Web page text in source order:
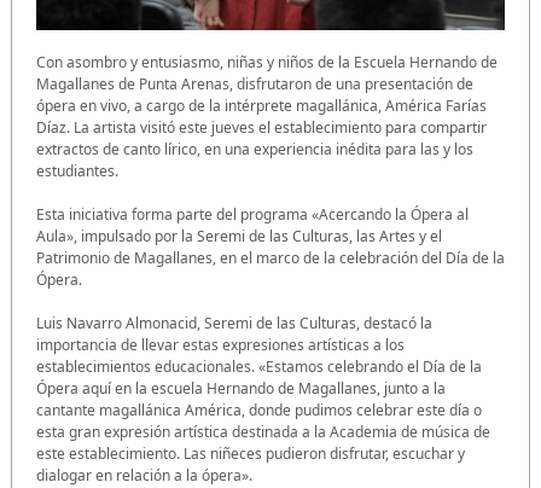
Con asombro y entusiasmo, niñas y niños de la Escuela Hernando de
Magallanes de Punta Arenas, disfrutaron de una presentación de
ópera en vivo, a cargo de la intérprete magallánica, América Farías
Díaz. La artista visitó este jueves el establecimiento para compartir
extractos de canto lírico, en una experiencia inédita para las y los
estudiantes.
Esta iniciativa forma parte del programa «Acercando la Ópera al
Aula», impulsado por la Seremi de las Culturas, las Artes y el
Patrimonio de Magallanes, en el marco de la celebración del Día de la
Ópera.
Luis Navarro Almonacid, Seremi de las Culturas, destacó la
importancia de llevar estas expresiones artísticas a los
establecimientos educacionales. «Estamos celebrando el Día de la
Ópera aquí en la escuela Hernando de Magallanes, junto a la
cantante magallánica América, donde pudimos celebrar este día o
esta gran expresión artística destinada a la Academia de música de
este establecimiento. Las niñeces pudieron disfrutar, escuchar y
dialogar en relación a la ópera».